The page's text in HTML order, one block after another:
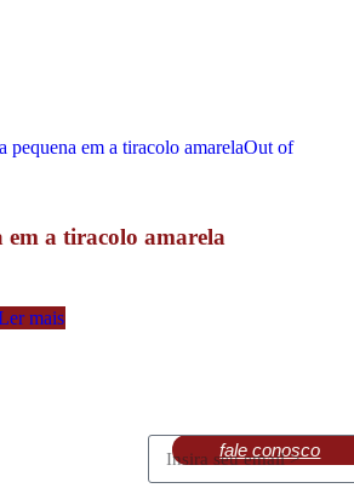
Out of
em a tiracolo amarela
mais
fale conosco